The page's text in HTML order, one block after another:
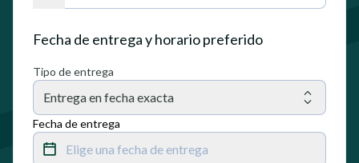
Fecha de entrega y horario preferido
Tipo de entrega
Entrega en fecha exacta
Fecha de entrega
Elige una fecha de entrega